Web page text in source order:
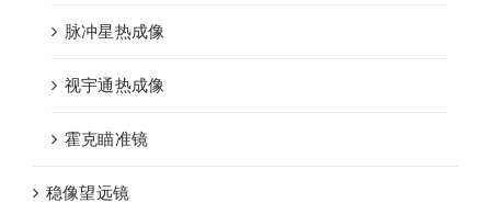
脉冲星热成像
视宇通热成像
霍克瞄准镜
稳像望远镜